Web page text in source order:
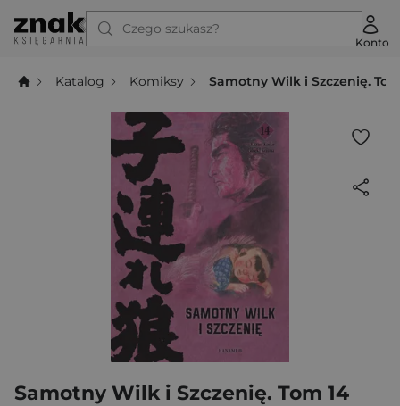
Czego szukasz?
Konto
Katalog Komiksy Samotny Wilk i Szczenię.
Samotny Wilk i Szczenię. Tom 14